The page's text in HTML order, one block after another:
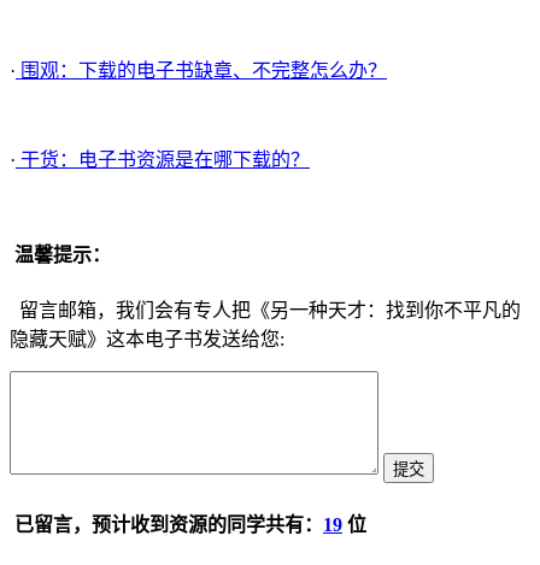
· 围观：下载的电子书缺章、不完整怎么办？
· 干货：电子书资源是在哪下载的？
温馨提示：
留言邮箱，我们会有专人把《另一种天才：找到你不平凡的
隐藏天赋》这本电子书发送给您:
已留言，预计收到资源的同学共有： 19 位